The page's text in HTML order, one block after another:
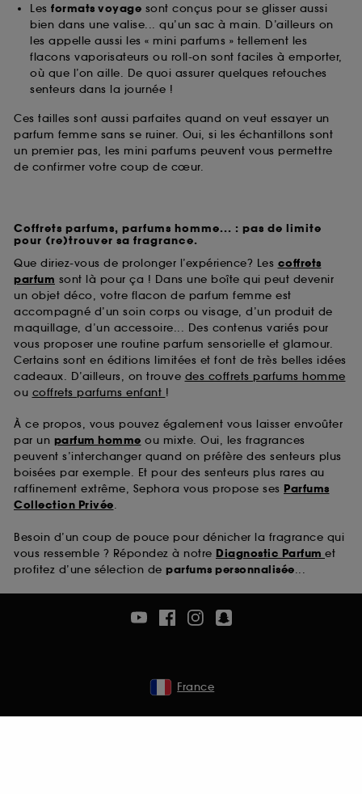
Les formats voyage sont conçus pour se glisser aussi
bien dans une valise... qu’un sac à main. D’ailleurs on
les appelle aussi les « mini parfums » tellement les
flacons vaporisateurs ou roll-on sont faciles à emporter,
où que l’on aille. De quoi assurer quelques retouches
senteurs dans la journée !
Ces tailles sont aussi parfaites quand on veut essayer un
parfum femme sans se ruiner. Oui, si les échantillons sont
un premier pas, les mini parfums peuvent vous permettre
de confirmer votre coup de cœur.
Coffrets parfums, parfums homme... : pas de limite
pour (re)trouver sa fragrance.
Que diriez-vous de prolonger l’expérience? Les coffrets
parfum sont là pour ça ! Dans une boîte qui peut devenir
un objet déco, votre flacon de parfum femme est
accompagné d’un soin corps ou visage, d’un produit de
maquillage, d’un accessoire... Des contenus variés pour
vous proposer une routine parfum sensorielle et glamour.
Certains sont en éditions limitées et font de très belles idées
cadeaux. D’ailleurs, on trouve des coffrets parfums homme
ou coffrets parfums enfant !
À ce propos, vous pouvez également vous laisser envoûter
par un parfum homme ou mixte. Oui, les fragrances
peuvent s’interchanger quand on préfère des senteurs plus
boisées par exemple. Et pour des senteurs plus rares au
raffinement extrême, Sephora vous propose ses Parfums
Collection Privée.
Besoin d’un coup de pouce pour dénicher la fragrance qui
vous ressemble ? Répondez à notre Diagnostic Parfum et
profitez d’une sélection de parfums personnalisée...
France